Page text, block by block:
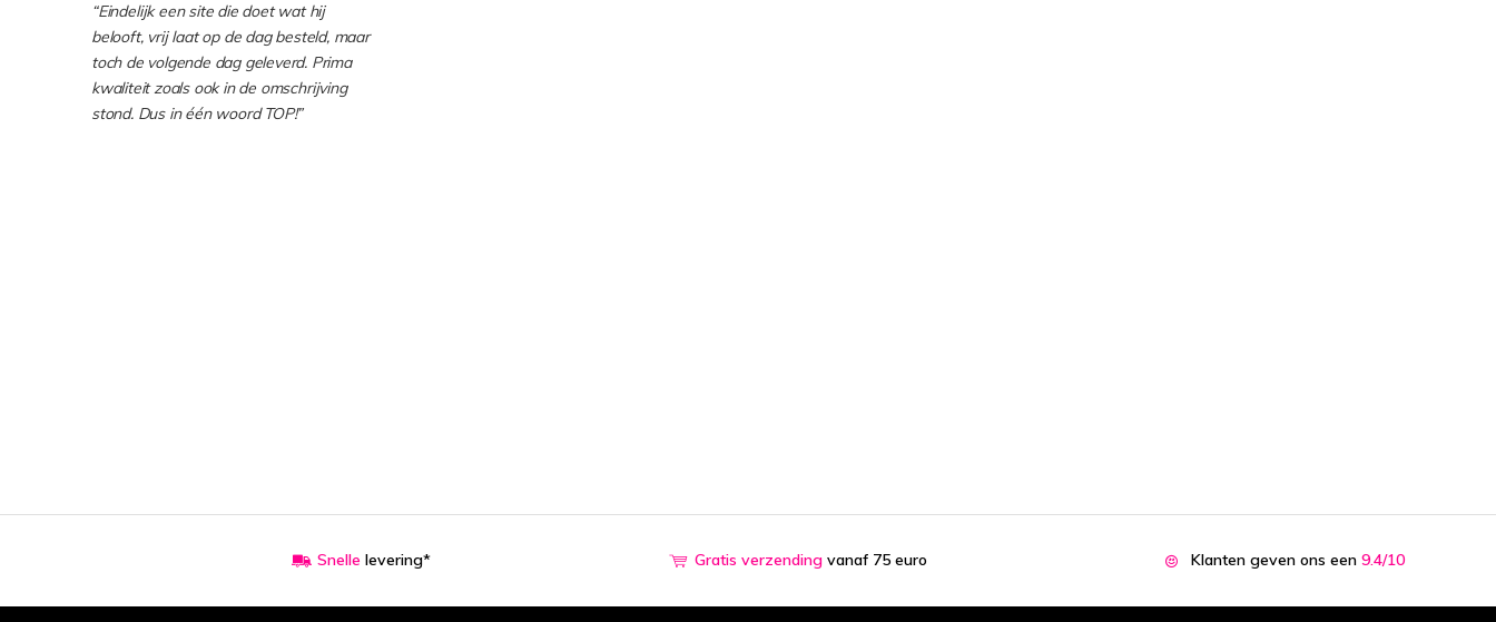
“Eindelijk een site die doet wat hij
belooft, vrij laat op de dag besteld, maar
toch de volgende dag geleverd. Prima
kwaliteit zoals ook in de omschrijving
stond. Dus in één woord TOP!”
Snelle levering* Gratis verzending vanaf 75 euro Klanten geven ons een 9.4/10